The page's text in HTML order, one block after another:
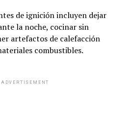
de ignición incluyen dejar
la noche, cocinar sin
artefactos de calefacción
combustibles.
ADVERTISEMENT